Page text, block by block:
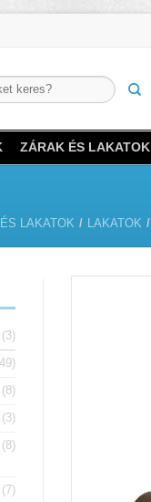
ZÁRAK ÉS LAKATOK
LAKATOK / LAKATOK /
(3)
(8)
(3)
(8)
(7)